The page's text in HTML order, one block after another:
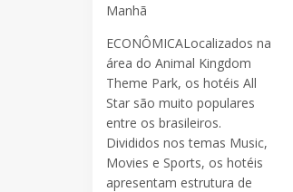
Manhã
ECONÔMICALocalizados na
área do Animal Kingdom
Theme Park, os hotéis All
Star são muito populares
entre os brasileiros.
Divididos nos temas Music,
Movies e Sports, os hotéis
apresentam estrutura de